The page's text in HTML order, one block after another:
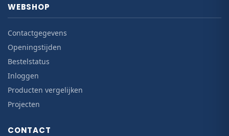
WEBSHOP
Contactgegevens
Openingstijden
Bestelstatus
Inloggen
Producten vergelijken
Projecten
CONTACT